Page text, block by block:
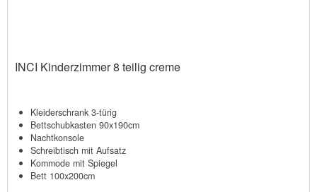
INCI Kinderzimmer 8 teilig creme
Kleiderschrank 3-türig
Bettschubkasten 90x190cm
Nachtkonsole
Schreibtisch mit Aufsatz
Kommode mit Spiegel
Bett 100x200cm